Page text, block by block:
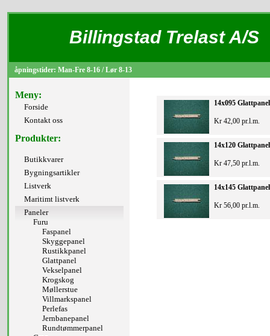
Billingstad Trelast A/S
åpningstider: Man-Fre 8-16 / Lør 8-13
Meny:
Forside
Kontakt oss
Produkter:
Butikkvarer
Bygningsartikler
Listverk
Maritimt listverk
Paneler
Furu
Faspanel
Skyggepanel
Rustikkpanel
Glattpanel
Vekselpanel
Krogskog
Møllerstue
Villmarkspanel
Perlefas
Jernbanepanel
Rundtømmerpanel
14x095
Kr 42,00 pr.l.m.
14x120
Kr 47,50 pr.l.m.
14x145
Kr 56,00 pr.l.m.